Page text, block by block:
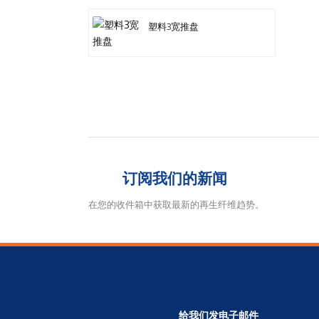
塑料3宽推盘
订阅我们的新闻
在您的收件箱中获取最新的再生纤维趋势。
给我们发电子邮件